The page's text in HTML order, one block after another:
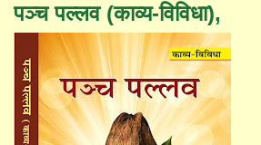
पञ्च पल्लव (काव्य-विविधा),